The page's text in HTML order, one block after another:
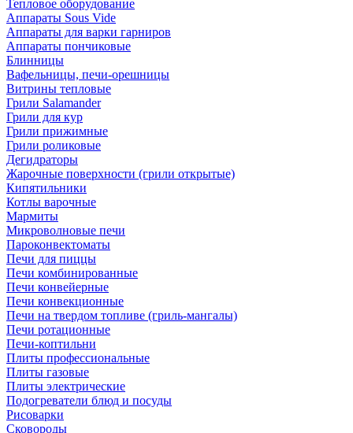
Тепловое оборудование
Аппараты Sous Vide
Аппараты для варки гарниров
Аппараты пончиковые
Блинницы
Вафельницы, печи-орешницы
Витрины тепловые
Грили Salamander
Грили для кур
Грили прижимные
Грили роликовые
Дегидраторы
Жарочные поверхности (грили открытые)
Кипятильники
Котлы варочные
Мармиты
Микроволновые печи
Пароконвектоматы
Печи для пиццы
Печи комбинированные
Печи конвейерные
Печи конвекционные
Печи на твердом топливе (гриль-мангалы)
Печи ротационные
Печи-коптильни
Плиты профессиональные
Плиты газовые
Плиты электрические
Подогреватели блюд и посуды
Рисоварки
Сковороды